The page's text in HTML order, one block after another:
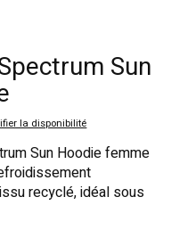
Sun
la disponibilité
Sun Hoodie femme
recyclé, idéal sous